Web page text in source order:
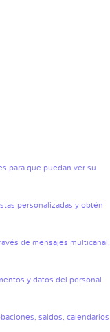
para que puedan ver su
personalizadas y obtén
de mensajes multicanal,
y datos del personal
saldos, calendarios